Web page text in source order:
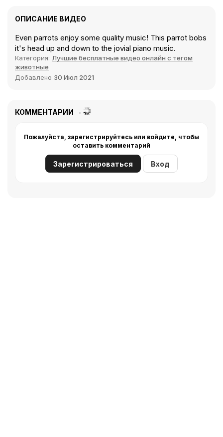
ОПИСАНИЕ ВИДЕО
Even parrots enjoy some quality music! This parrot bobs
it's head up and down to the jovial piano music.
Категория: Лучшие бесплатные видео онлайн с тегом
животные
Добавлено 30 Июл 2021
КОММЕНТАРИИ
Пожалуйста, зарегистрируйтесь или войдите, чтобы
оставить комментарий
Зарегистрироваться Вход